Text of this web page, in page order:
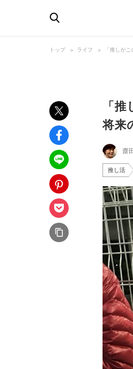
トップ ライフ 「推しが
「
将来
齋
推し活